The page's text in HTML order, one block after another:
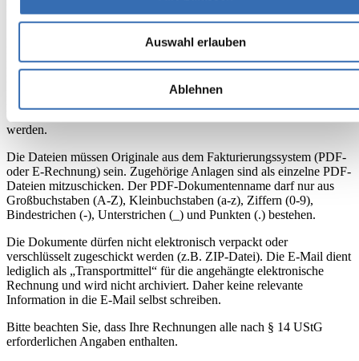
Auswahl erlauben
Ablehnen
Rechnungen bestimmt.
Bei elektronischem Versand ist auf zusätzliche Zusendung von
Rechnungen per Post zu verzichten. Bitte senden Sie die
Rechnungen ausschließlich als Anhang im PDF-Format oder als E-
Rechnung. Pro Rechnung ist eine Datei zu erzeugen.
Wiegescheine, Stundennachweise usw.) pro E-Mail geschickt
werden.
Die Dateien müssen Originale aus dem Fakturierungssystem (PDF-
oder E-Rechnung) sein. Zugehörige Anlagen sind als einzelne PDF-
Dateien mitzuschicken. Der PDF-Dokumentenname darf nur aus
Großbuchstaben (A-Z), Kleinbuchstaben (a-z), Ziffern (0-9),
Bindestrichen (-), Unterstrichen (_) und Punkten (.) bestehen.
Die Dokumente dürfen nicht elektronisch verpackt oder
verschlüsselt zugeschickt werden (z.B. ZIP-Datei). Die E-Mail dient
lediglich als „Transportmittel“ für die angehängte elektronische
Rechnung und wird nicht archiviert. Daher keine relevante
Information in die E-Mail selbst schreiben.
Bitte beachten Sie, dass Ihre Rechnungen alle nach § 14 UStG
erforderlichen Angaben enthalten.